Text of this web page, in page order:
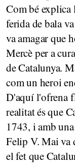
Com bé
ferida de bala
va amagar que
Mercè per a
de Catalunya.
com un heroi
D'aquí l'ofrena
realitat és que
1743, i amb
Felip V. Mai va
el fet que